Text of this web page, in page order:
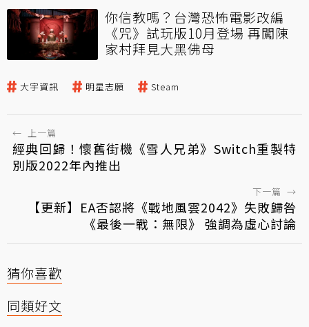
你信教嗎？台灣恐怖電影改編
《咒》試玩版10月登場 再闖陳
家村拜見大黑佛母
大宇資訊 明星志願 Steam
← 上一篇
經典回歸！懷舊街機《雪人兄弟》Switch重製特
別版2022年內推出
下一篇 →
【更新】EA否認將《戰地風雲2042》失敗歸咎
《最後一戰：無限》 強調為虛心討論
猜你喜歡
同類好文